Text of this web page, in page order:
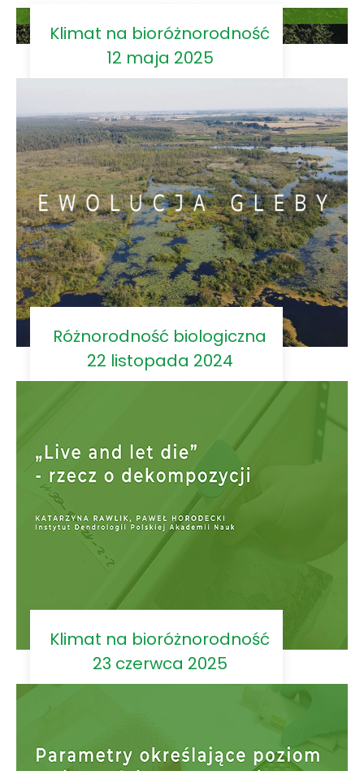
Klimat na bioróżnorodność
12 maja 2025
Różnorodność biologiczna
22 listopada 2024
Klimat na bioróżnorodność
23 czerwca 2025